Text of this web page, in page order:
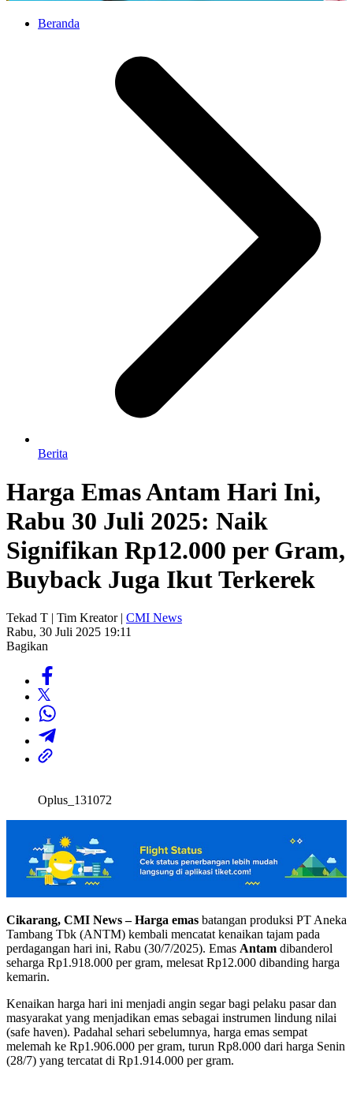
Beranda
Berita
Harga Emas Antam Hari Ini,
Rabu 30 Juli 2025: Naik
Signifikan Rp12.000 per Gram,
Buyback Juga Ikut Terkerek
Tekad T | Tim Kreator | CMI News
Rabu, 30 Juli 2025 19:11
Bagikan
Oplus_131072
Cikarang, CMI News – Harga emas batangan produksi PT Aneka
Tambang Tbk (ANTM) kembali mencatat kenaikan tajam pada
perdagangan hari ini, Rabu (30/7/2025). Emas Antam dibanderol
seharga Rp1.918.000 per gram, melesat Rp12.000 dibanding harga
kemarin.
Kenaikan harga hari ini menjadi angin segar bagi pelaku pasar dan
masyarakat yang menjadikan emas sebagai instrumen lindung nilai
(safe haven). Padahal sehari sebelumnya, harga emas sempat
melemah ke Rp1.906.000 per gram, turun Rp8.000 dari harga Senin
(28/7) yang tercatat di Rp1.914.000 per gram.